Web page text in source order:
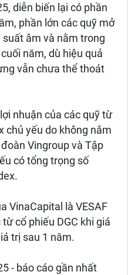
diễn biến lại có phần
phần lớn các quỹ mở
âm và nằm trong
năm, dù hiệu quả
vẫn chưa thể thoát
nhuận của các quỹ từ
chủ yếu do không nắm
Vingroup và Tập
có tổng trọng số
VinaCapital là VESAF
cổ phiếu DGC khi giá
trị sau 1 năm.
- báo cáo gần nhất